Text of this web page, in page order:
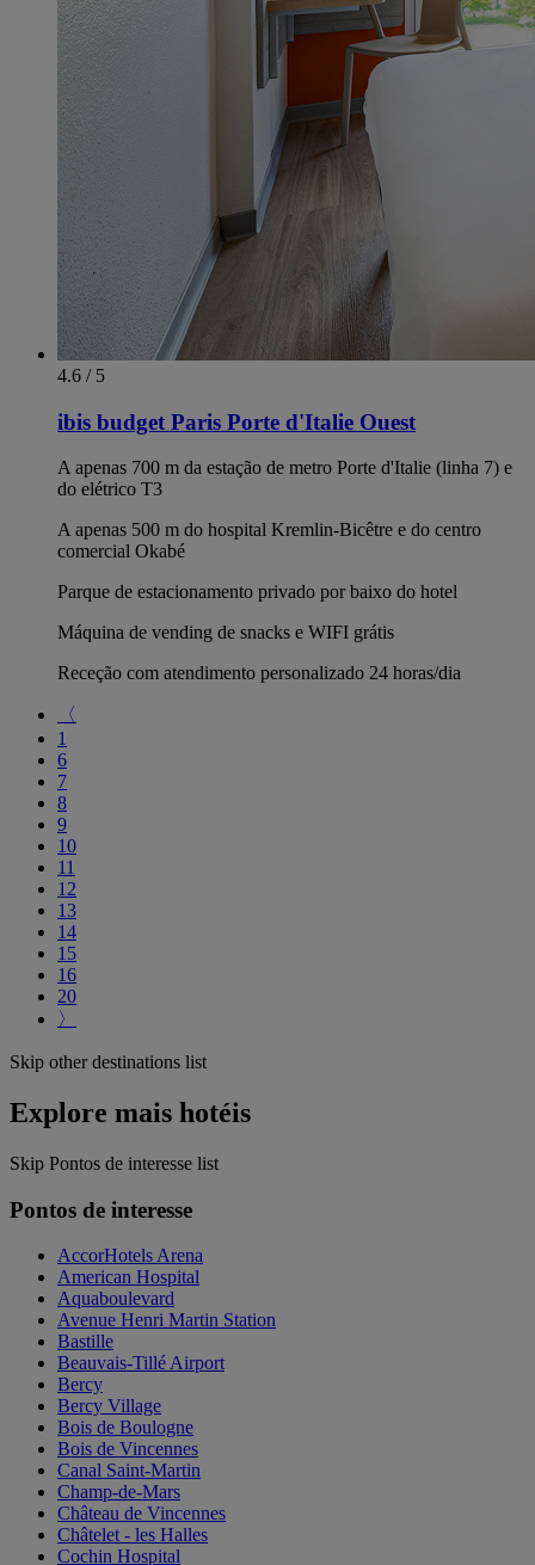
4.6 / 5
ibis budget Paris Porte d'Italie Ouest
A apenas 700 m da estação de metro Porte d'Italie (linha 7) e
do elétrico T3
A apenas 500 m do hospital Kremlin-Bicêtre e do centro
comercial Okabé
Parque de estacionamento privado por baixo do hotel
Máquina de vending de snacks e WIFI grátis
Receção com atendimento personalizado 24 horas/dia
〈
1
6
7
8
9
10
11
12
13
14
15
16
20
〉
Skip other destinations list
Explore mais hotéis
Skip Pontos de interesse list
Pontos de interesse
AccorHotels Arena
American Hospital
Aquaboulevard
Avenue Henri Martin Station
Bastille
Beauvais-Tillé Airport
Bercy
Bercy Village
Bois de Boulogne
Bois de Vincennes
Canal Saint-Martin
Champ-de-Mars
Château de Vincennes
Châtelet - les Halles
Cochin Hospital